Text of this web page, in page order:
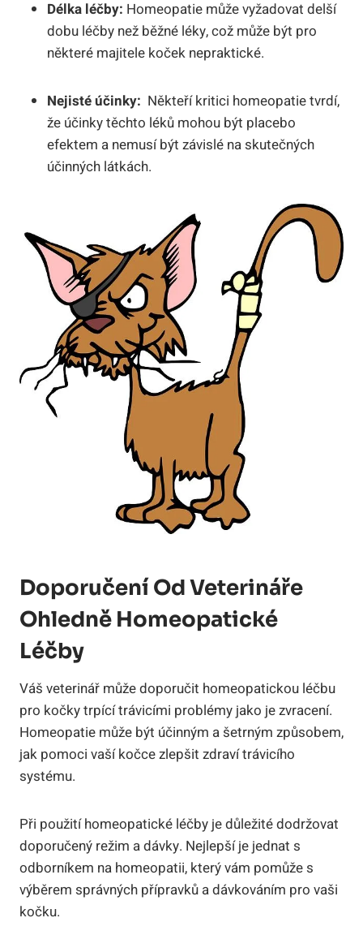
Délka léčby: Homeopatie může ​vyžadovat delší ​
dobu léčby než běžné léky, což ⁣může být⁢ pro
některé​ majitele koček​ nepraktické.
Nejisté ‌účinky: ‌ Někteří kritici homeopatie tvrdí,
že účinky ⁣těchto ⁢léků mohou být placebo
efektem a nemusí být závislé na skutečných
⁢účinných látkách.
Doporučení Od Veterináře
‌ohledně Homeopatické
Léčby
Váš veterinář může ‌doporučit homeopatickou léčbu
pro kočky trpící ⁢trávicími problémy‌ jako je zvracení.
Homeopatie může být‍ účinným a šetrným způsobem,
jak ‌pomoci vaší kočce zlepšit zdraví trávicího
systému.
Při​ použití homeopatické léčby⁤ je ⁢důležité‌ dodržovat
doporučený režim​ a dávky. Nejlepší⁣ je jednat s
odborníkem na homeopatii, který vám pomůže s
výběrem⁣ správných přípravků⁤ a dávkováním⁣ pro vaši
kočku.